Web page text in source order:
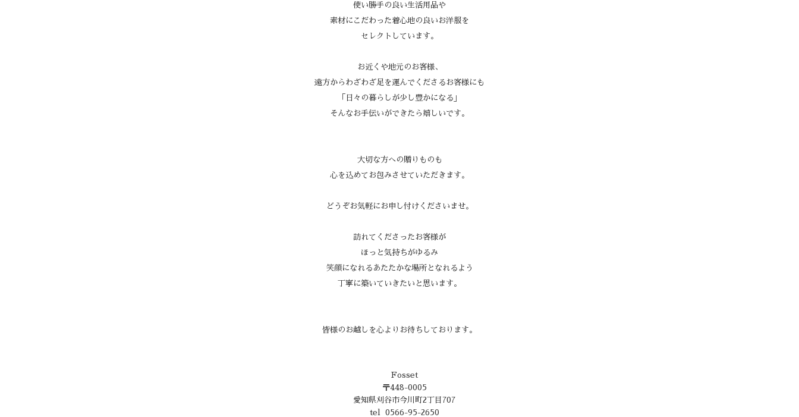
使い勝手の良い生活用品や
素材にこだわった着心地の良いお洋服を
セレクトしています。
お近くや地元のお客様、
遠方からわざわざ足を運んでくださるお客様にも
「日々の暮らしが少し豊かになる」
そんなお手伝いができたら嬉しいです。
大切な方への贈りものも
心を込めてお包みさせていただきます。
どうぞお気軽にお申し付けくださいませ。
訪れてくださったお客様が
ほっと気持ちがゆるみ
笑顔になれるあたたかな場所となれるよう
丁寧に築いていきたいと思います。
皆様のお越しを心よりお待ちしております。
Fosset
〒448-0005
愛知県刈谷市今川町2丁目707
tel 0566-95-2650